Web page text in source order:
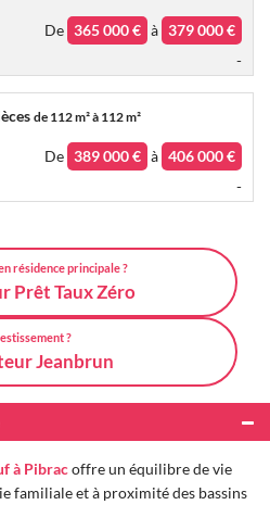
De 365 000 € à 379 000 €
-
de112 m² à 112 m²
De 389 000 € à 406 000 €
-
résidence principale ?
Prêt Taux Zéro
?
Jeanbrun
à Pibracoffre un équilibre de vie
familiale et à proximité des bassins